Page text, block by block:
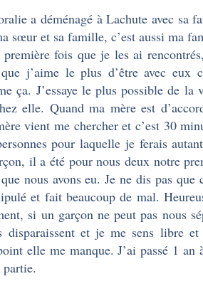
a déménagé à Lachute avec sa
sœur et sa famille, c’est aussi ma
fois que je les ai
j’aime le plus d’être avec eux
ça. J’essaye le plus possible de
elle. Quand ma mère est
vient me chercher et c’est 30
pour laquelle je ferais
il a été pour nous deux notre
nous avons eu. Je ne dis pas
et fait beaucoup de mal.
si un garçon ne peut pas nous
disparaissent et je me sens libre
elle me manque. J’ai passé 1